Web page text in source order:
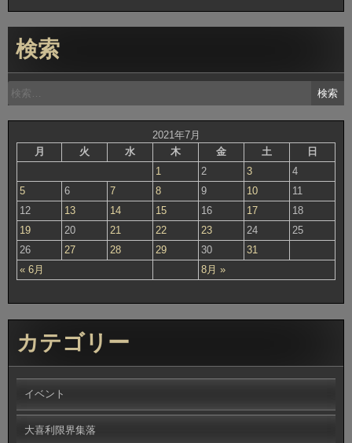
検索
検
索:
2021年7月
月
火 水 木 金 土 日
« 6月 8月 »
1 2 3
4
5
6 7 8 9 10
11
12
13 14 15 16 17
18
19
20 21 22 23 24
25
26
27 28 29 30 31
カテゴリー
イベント
大喜利限界集落